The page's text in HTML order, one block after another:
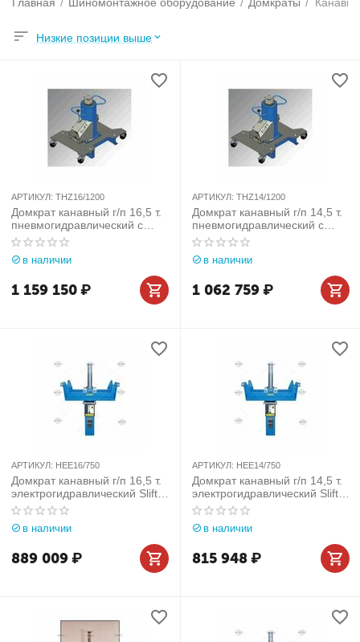
Низкие позиции выше
АРТИКУЛ: THZ16/1200
Домкрат канавный г/п 16,5 т.
пневмогидравлический с
телескопическим штоком Slift
(Германия) арт. THZ16/1200
в наличии
1 159 150₽
АРТИКУЛ: THZ14/1200
Домкрат канавный г/п 14,5 т.
пневмогидравлический с
телескопическим штоком Slift
(Германия) арт. THZ14/1200
в наличии
1 062 759₽
АРТИКУЛ: HEE16/750
Домкрат канавный г/п 16,5 т.
электрогидравлический Slift
(Германия) арт. HEE16/750
в наличии
889 009₽
АРТИКУЛ: HEE14/750
Домкрат канавный г/п 14,5 т.
электрогидравлический Slift
(Германия) арт. HEE14/750
в наличии
815 948₽